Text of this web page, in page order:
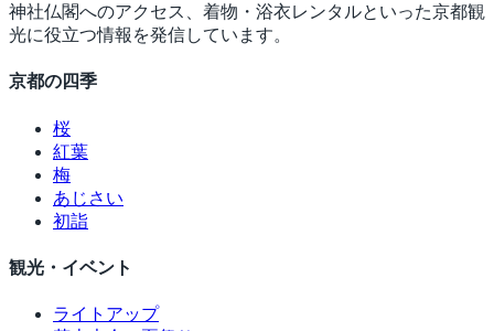
神社仏閣へのアクセス、着物・浴衣レンタルといった京都観
光に役立つ情報を発信しています。
京都の四季
桜
紅葉
梅
あじさい
初詣
観光・イベント
ライトアップ